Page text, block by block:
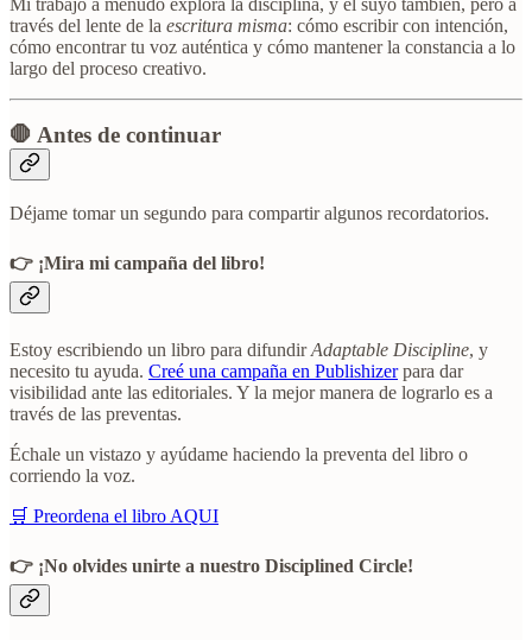
través del lente de la escritura misma: cómo escribir con intención,
cómo encontrar tu voz auténtica y cómo mantener la constancia a lo
largo del proceso creativo.
🛑 Antes de continuar
Déjame tomar un segundo para compartir algunos recordatorios.
👉 ¡Mira mi campaña del libro!
Estoy escribiendo un libro para difundirAdaptable Discipline, y
necesito tu ayuda. Creé una campaña en Publishizerpara dar
visibilidad ante las editoriales. Y la mejor manera de lograrlo es a
través de las preventas.
Échale un vistazo y ayúdame haciendo la preventa del libro o
corriendo la voz.
🛒 Preordena el libro AQUI
👉 ¡No olvides unirte a nuestro Disciplined Circle!